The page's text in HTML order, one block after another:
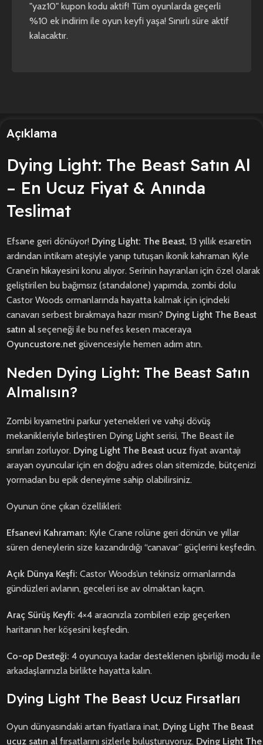
"yaz10" kupon kodu aktif! Tüm oyunlarda geçerli
%10 ek indirim ile oyun keyfi yaşa! Sınırlı süre aktif
kalacaktır.
Açıklama
Dying Light: The Beast Satın Al
– En Ucuz Fiyat & Anında
Teslimat
Efsane geri dönüyor! Dying Light: The Beast, 13 yıllık esaretin
ardından intikam ateşiyle yanıp tutuşan ikonik kahraman Kyle
Crane’in hikayesini konu alıyor. Serinin hayranları için özel olarak
geliştirilen bu bağımsız (standalone) yapımda, zombi dolu
Castor Woods ormanlarında hayatta kalmak için içindeki
canavarı serbest bırakmaya hazır mısın? Dying Light The Beast
satın al seçeneği ile bu nefes kesen maceraya
Oyuncustore.net güvencesiyle hemen adım atın.
Neden Dying Light: The Beast Satın
Almalısın?
Zombi kıyametini parkur yetenekleri ve vahşi dövüş
mekanikleriyle birleştiren Dying Light serisi, The Beast ile
sınırları zorluyor. Dying Light The Beast ucuz fiyat avantajı
arayan oyuncular için en doğru adres olan sitemizde, bütçenizi
yormadan bu epik deneyime sahip olabilirsiniz.
Oyunun öne çıkan özellikleri:
Efsanevi Kahraman: Kyle Crane rolüne geri dönün ve yıllar
süren deneylerin size kazandırdığı “canavar” güçlerini keşfedin.
Açık Dünya Keşfi: Castor Woods’un tekinsiz ormanlarında
gündüzleri avlanın, geceleri ise av olmaktan kaçın.
Araç Sürüş Keyfi: 4×4 aracınızla zombileri ezip geçerken
haritanın her köşesini keşfedin.
Co-op Desteği: 4 oyuncuya kadar desteklenen işbirliği modu ile
arkadaşlarınızla birlikte hayatta kalın.
Dying Light The Beast Ucuz Fırsatları
Oyun dünyasındaki artan fiyatlara inat, Dying Light The Beast
ucuz satın al fırsatlarını sizlerle buluşturuyoruz. Dying Light The